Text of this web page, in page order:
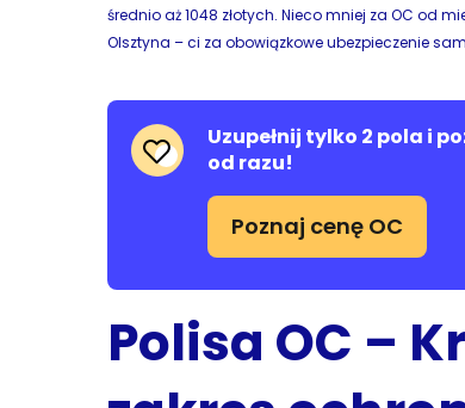
średnio aż 1048 złotych. Nieco mniej za OC od
Olsztyna – ci za obowiązkowe ubezpieczenie
Uzupełnij tylko 2 pola i
od razu!
Poznaj cenę OC
Polisa OC –